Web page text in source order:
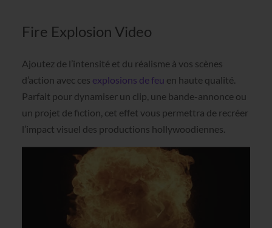
Fire Explosion Video
Ajoutez de l’intensité et du réalisme à vos scènes
d’action avec ces explosions de feu en haute qualité.
Parfait pour dynamiser un clip, une bande-annonce ou
un projet de fiction, cet effet vous permettra de recréer
l’impact visuel des productions hollywoodiennes.